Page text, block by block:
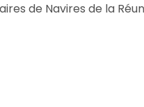
de Navires de la